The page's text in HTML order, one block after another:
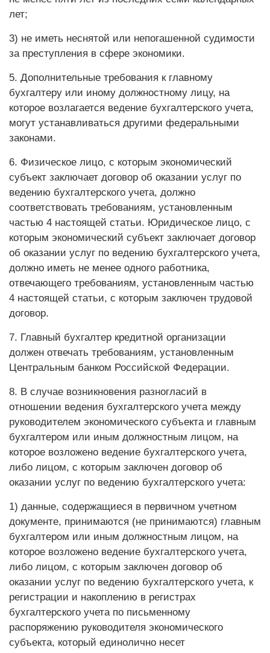
лет;
3) не иметь неснятой или непогашенной судимости
за преступления в сфере экономики.
5. Дополнительные требования к главному
бухгалтеру или иному должностному лицу, на
которое возлагается ведение бухгалтерского учета,
могут устанавливаться другими федеральными
законами.
6. Физическое лицо, с которым экономический
субъект заключает договор об оказании услуг по
ведению бухгалтерского учета, должно
соответствовать требованиям, установленным
частью 4 настоящей статьи. Юридическое лицо, с
которым экономический субъект заключает договор
об оказании услуг по ведению бухгалтерского учета,
должно иметь не менее одного работника,
отвечающего требованиям, установленным частью
4 настоящей статьи, с которым заключен трудовой
договор.
7. Главный бухгалтер кредитной организации
должен отвечать требованиям, установленным
Центральным банком Российской Федерации.
8. В случае возникновения разногласий в
отношении ведения бухгалтерского учета между
руководителем экономического субъекта и главным
бухгалтером или иным должностным лицом, на
которое возложено ведение бухгалтерского учета,
либо лицом, с которым заключен договор об
оказании услуг по ведению бухгалтерского учета:
1) данные, содержащиеся в первичном учетном
документе, принимаются (не принимаются) главным
бухгалтером или иным должностным лицом, на
которое возложено ведение бухгалтерского учета,
либо лицом, с которым заключен договор об
оказании услуг по ведению бухгалтерского учета, к
регистрации и накоплению в регистрах
бухгалтерского учета по письменному
распоряжению руководителя экономического
субъекта, который единолично несет